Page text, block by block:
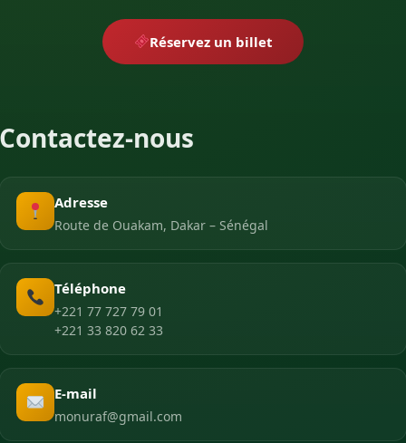
Réservez un billet
Contactez-nous
Adresse
Route de Ouakam, Dakar – Sénégal
Téléphone
+221 77 727 79 01
+221 33 820 62 33
E-mail
monuraf@gmail.com